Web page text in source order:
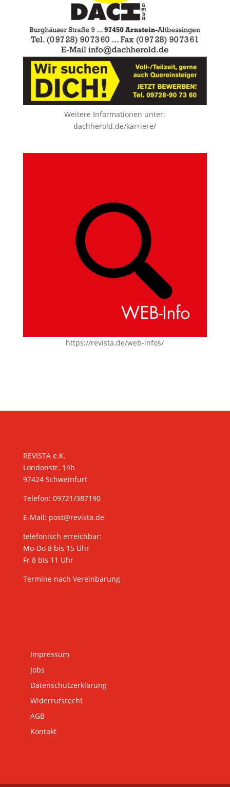
Weitere Informationen unter:
dachherold.de/karriere/
https://revista.de/web-infos/
REVISTA e.K.
Londonstr. 14b
97424 Schweinfurt
Telefon: 09721/387190
E-Mail: post@revista.de
telefonisch erreichbar:
Mo-Do 8 bis 15 Uhr
Fr 8 bis 11 Uhr
Termine nach Vereinbarung
Impressum
Jobs
Datenschutzerklärung
Widerrufsrecht
AGB
Kontakt